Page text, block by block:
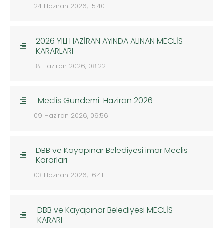
24 Haziran 2026, 15:40
2026 YILI HAZİRAN AYINDA ALINAN MECLİS
KARARLARI
18 Haziran 2026, 08:22
Meclis Gündemi-Haziran 2026
09 Haziran 2026, 09:56
DBB ve Kayapınar Belediyesi imar Meclis
Kararları
03 Haziran 2026, 16:41
DBB ve Kayapınar Belediyesi MECLİS
KARARI